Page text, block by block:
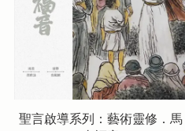
聖言啟導系列：藝術靈修．馬